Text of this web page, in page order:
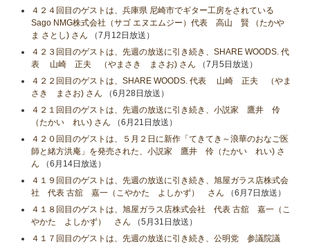
４２４回目のゲストは、兵庫県 尼崎市でギター工房をされている
Sago NMG株式会社（サゴ エヌエムジー）代表 高山 賢 （たかや
ま さとし) さん （7月12日放送）
４２３回目のゲストは、先週の放送に引き続き、SHARE WOODS. 代
表 山崎 正夫 （やまさき まさお) さん （7月5日放送）
４２２回目のゲストは、SHARE WOODS. 代表 山崎 正夫 （やま
さき まさお) さん （6月28日放送）
４２１回目のゲストは、先週の放送に引き続き、小説家 鷹井 伶
（たかい れい) さん （6月21日放送）
４２０回目のゲストは、５月２日に新作「てきてき～浪華のおなご医
師と緒方洪庵」を発売された、小説家 鷹井 伶（たかい れい) さ
ん （6月14日放送）
４１９回目のゲストは、先週の放送に引き続き、旭屋ガラス店株式会
社 代表 古舘 嘉一（こやかた よしかず） さん （6月7日放送）
４１８回目のゲストは、旭屋ガラス店株式会社 代表 古舘 嘉一（こ
やかた よしかず） さん （5月31日放送）
４１７回目のゲストは、先週の放送に引き続き、公明党 参議院議